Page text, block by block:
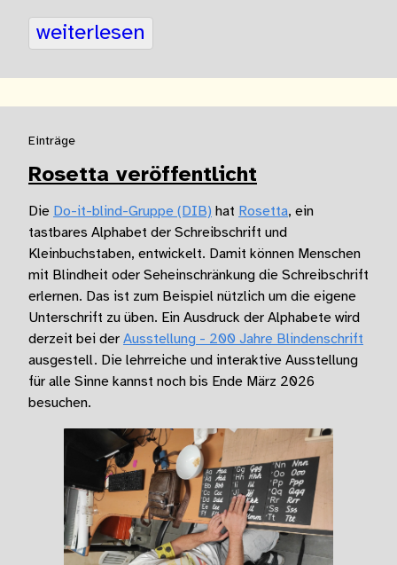
weiterlesen
Einträge
Rosetta veröffentlicht
Die Do-it-blind-Gruppe (DIB) hat Rosetta, ein
tastbares Alphabet der Schreibschrift und
Kleinbuchstaben, entwickelt. Damit können Menschen
mit Blindheit oder Seheinschränkung die Schreibschrift
erlernen. Das ist zum Beispiel nützlich um die eigene
Unterschrift zu üben. Ein Ausdruck der Alphabete wird
derzeit bei der Ausstellung - 200 Jahre Blindenschrift
ausgestell. Die lehrreiche und interaktive Ausstellung
für alle Sinne kannst noch bis Ende März 2026
besuchen.